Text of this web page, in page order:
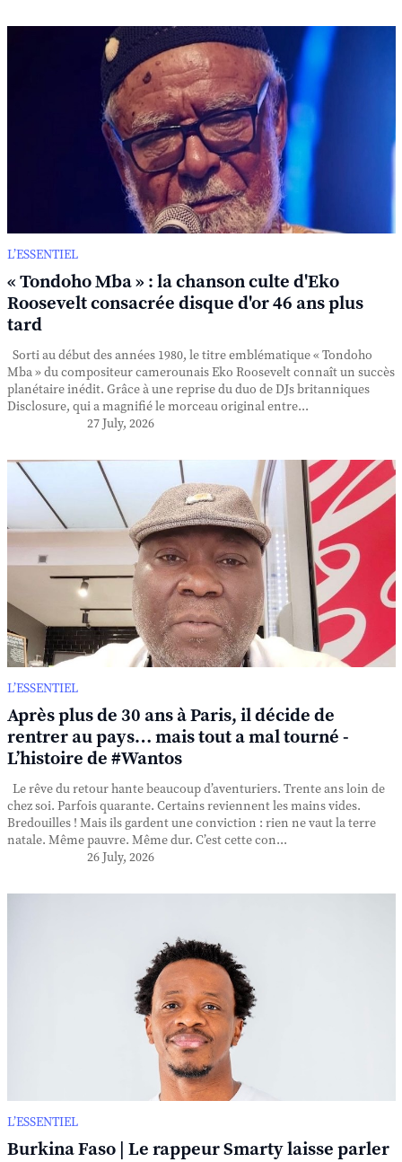
L’ESSENTIEL
« Tondoho Mba » : la chanson culte d'Eko
Roosevelt consacrée disque d'or 46 ans plus
tard
Sorti au début des années 1980, le titre emblématique « Tondoho
Mba » du compositeur camerounais Eko Roosevelt connaît un succès
planétaire inédit. Grâce à une reprise du duo de DJs britanniques
Disclosure, qui a magnifié le morceau original entre...
27 July, 2026
L’ESSENTIEL
Après plus de 30 ans à Paris, il décide de
rentrer au pays… mais tout a mal tourné -
L’histoire de #Wantos
Le rêve du retour hante beaucoup d’aventuriers. Trente ans loin de
chez soi. Parfois quarante. Certains reviennent les mains vides.
Bredouilles ! Mais ils gardent une conviction : rien ne vaut la terre
natale. Même pauvre. Même dur. C’est cette con...
26 July, 2026
L’ESSENTIEL
Burkina Faso | Le rappeur Smarty laisse parler